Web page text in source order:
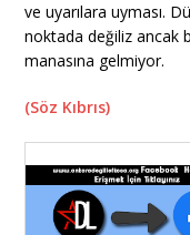
ve uyarılara uyması.
noktada değiliz ancak
manasına gelmiyor.
(Söz Kıbrıs)